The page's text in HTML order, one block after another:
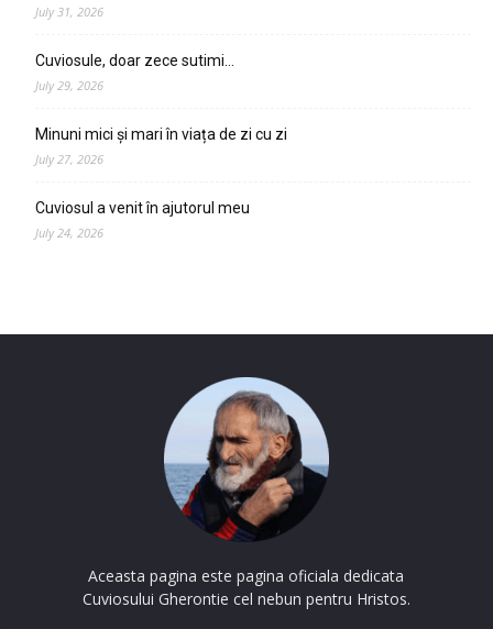
July 31, 2026
Cuviosule, doar zece sutimi…
July 29, 2026
Minuni mici și mari în viața de zi cu zi
July 27, 2026
Cuviosul a venit în ajutorul meu
July 24, 2026
Aceasta pagina este pagina oficiala dedicata
Cuviosului Gherontie cel nebun pentru Hristos.